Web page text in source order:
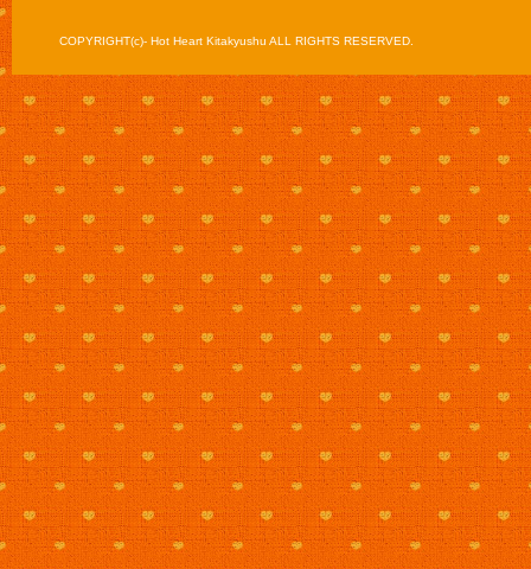
COPYRIGHT(c)- Hot Heart Kitakyushu ALL RIGHTS RESERVED.